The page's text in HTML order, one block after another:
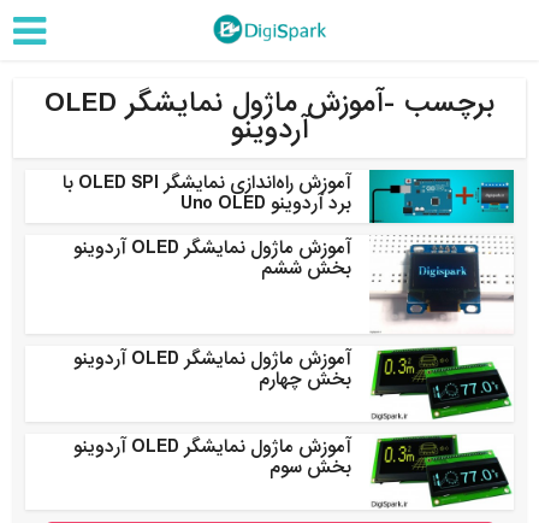
برچسب -آموزش ماژول نمایشگر OLED
آردوینو
آموزش راه‌اندازی نمایشگر OLED SPI با
برد آردوینو Uno OLED
آموزش ماژول نمایشگر OLED آردوینو
بخش ششم
آموزش ماژول نمایشگر OLED آردوینو
بخش چهارم
آموزش ماژول نمایشگر OLED آردوینو
بخش سوم